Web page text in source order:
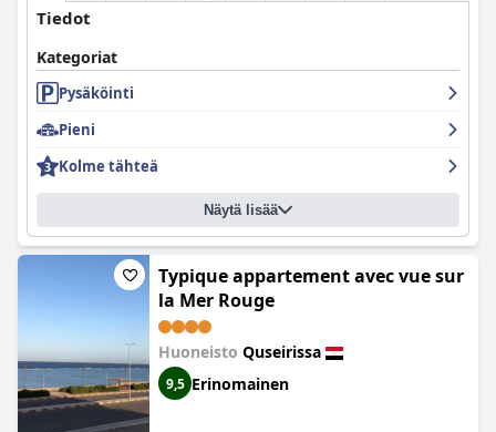
Tiedot
Kategoriat
Pysäköinti
Pieni
Kolme tähteä
Näytä lisää
Typique appartement avec vue sur
la Mer Rouge
Huoneisto Quseirissa
9,5 Erinomainen